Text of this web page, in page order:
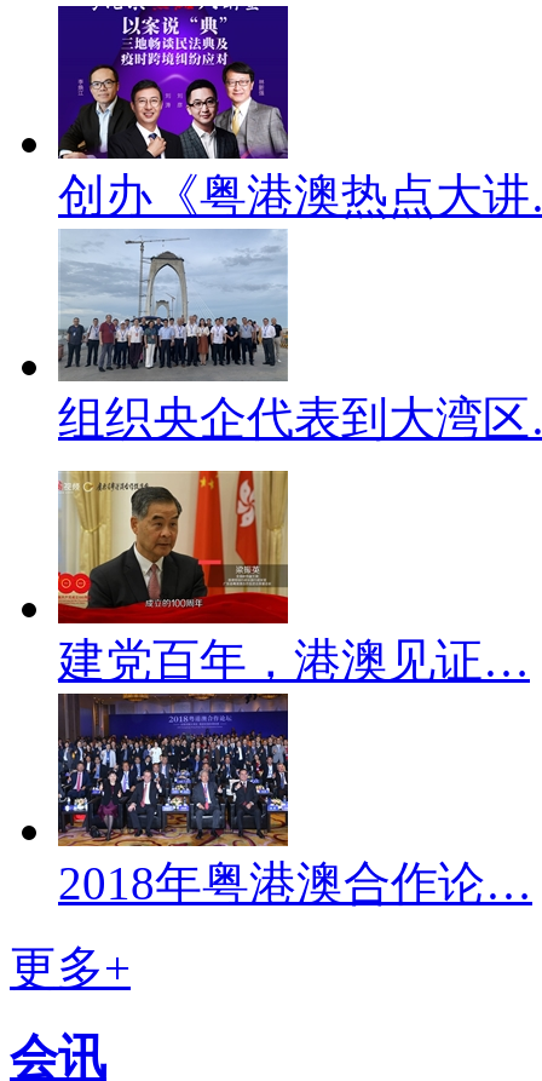
创办《粤港澳热点大
组织央企代表到大湾
建党百年，港澳见证…
2018年粤港澳合作论…
更多+
会讯